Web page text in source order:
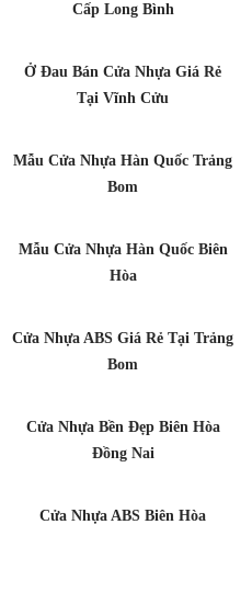
Cấp Long Bình
Ở Đau Bán Cửa Nhựa Giá Rẻ
Tại Vĩnh Cửu
Mẫu Cửa Nhựa Hàn Quốc Trảng
Bom
Mẫu Cửa Nhựa Hàn Quốc Biên
Hòa
Cửa Nhựa ABS Giá Rẻ Tại Trảng
Bom
Cửa Nhựa Bền Đẹp Biên Hòa
Đồng Nai
Cửa Nhựa ABS Biên Hòa